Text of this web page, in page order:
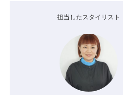
担当したスタイリスト